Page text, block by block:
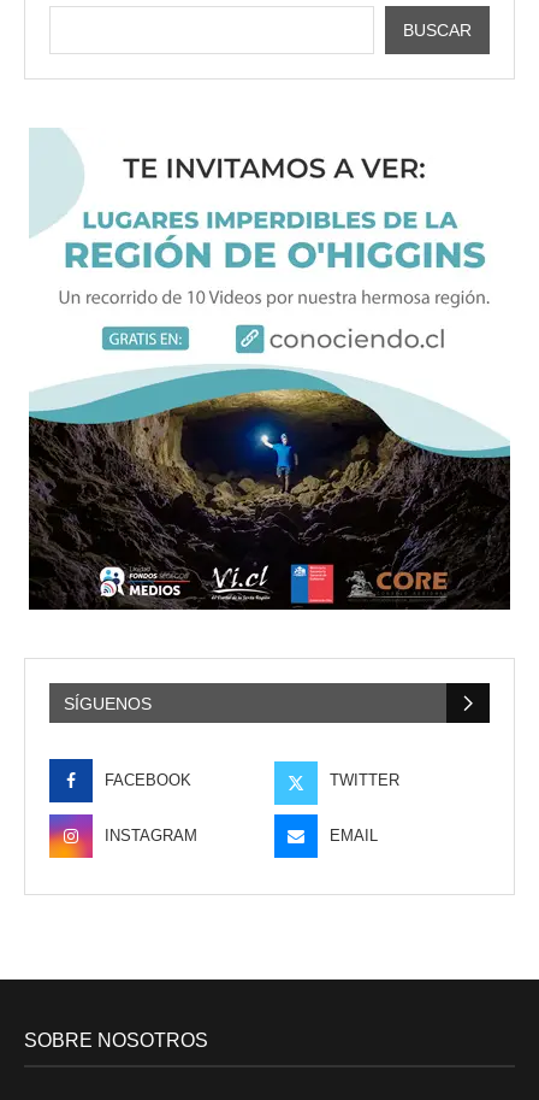
BUSCAR
SÍGUENOS
FACEBOOK TWITTER
INSTAGRAM EMAIL
SOBRE NOSOTROS